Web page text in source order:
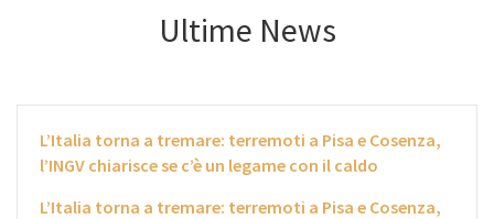
Ultime News
L’Italia torna a tremare: terremoti a Pisa e Cosenza,
l’INGV chiarisce se c’è un legame con il caldo
L’Italia torna a tremare: terremoti a Pisa e Cosenza,